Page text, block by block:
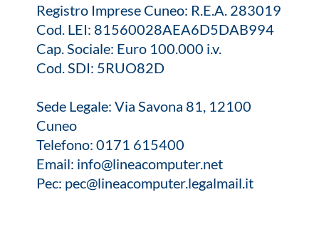
Registro Imprese Cuneo: R.E.A. 283019
Cod. LEI: 81560028AEA6D5DAB994
Cap. Sociale: Euro 100.000 i.v.
Cod. SDI: 5RUO82D
Sede Legale: Via Savona 81, 12100
Cuneo
Telefono: 0171 615400
Email: info@lineacomputer.net
Pec: pec@lineacomputer.legalmail.it